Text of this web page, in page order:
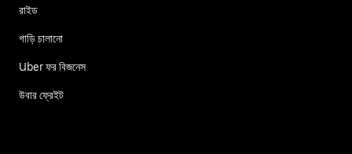
রাইড
গাড়ি চালানো
Uber ফর বিজনেস
উবার ফ্রেইট